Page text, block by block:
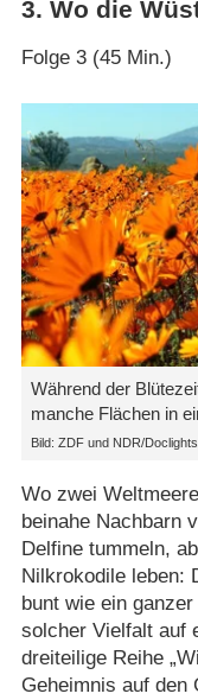
3. Wo die
Folge 3 (45 Min.)
Während der
manche Flächen in
Bild: ZDF und NDR/
Wo zwei
beinahe Nachbarn
Delfine tummeln,
Nilkrokodile leben:
bunt wie ein
solcher Vielfalt auf
dreiteilige Reihe
Geheimnis auf den